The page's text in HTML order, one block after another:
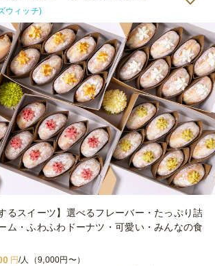
ウィッチ)
るスイーツ】選べるフレーバー・たっぷり詰
ム・ふわふわドーナツ・可愛い・みんなの食
円/人（9,000円〜）